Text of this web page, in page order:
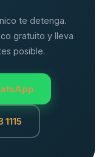
te detenga.
gratuito y lleva
posible.